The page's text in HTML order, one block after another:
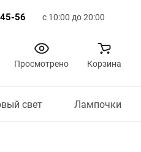
56 с 10:00 до 20:00
Просмотрено Корзина
свет Лампочки